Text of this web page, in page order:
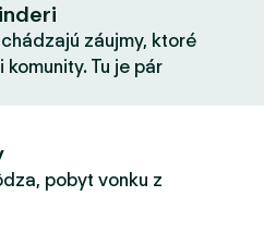
záujmy, ktoré
Tu je pár
pobyt vonku z